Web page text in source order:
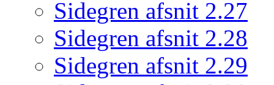
Sidegren afsnit 2.27
Sidegren afsnit 2.28
Sidegren afsnit 2.29